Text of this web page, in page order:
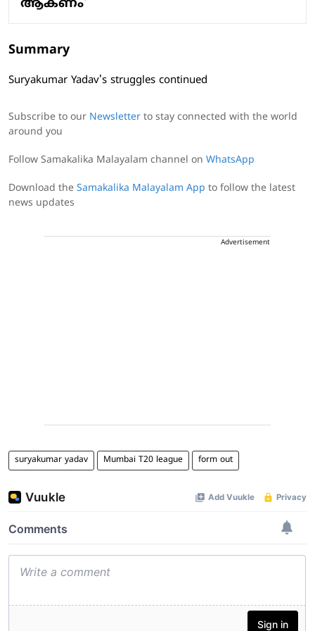
ആകണം'
Summary
Suryakumar Yadav's struggles continued
Subscribe to our Newsletter to stay connected with the world
around you
Follow Samakalika Malayalam channel on WhatsApp
Download the Samakalika Malayalam App to follow the latest
news updates
Advertisement
suryakumar yadav Mumbai T20 league form out